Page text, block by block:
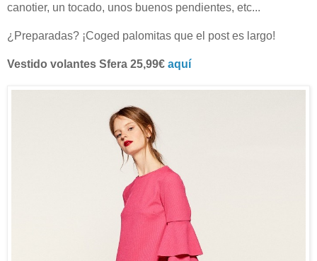
canotier, un tocado, unos buenos pendientes, etc...
¿Preparadas? ¡Coged palomitas que el post es largo!
Vestido volantes Sfera 25,99€ aquí